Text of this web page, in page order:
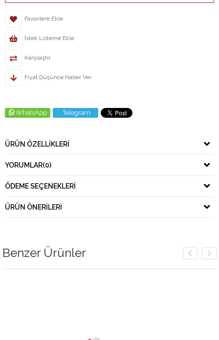
Favorilere Ekle
İstek Listeme Ekle
Karşılaştır
Fiyat Düşünce Haber Ver
WhatsApp Telegram
ÜRÜN ÖZELLIKLERI
YORUMLAR(0)
ÖDEME SEÇENEKLERI
ÜRÜN ÖNERILERI
Benzer Ürünler